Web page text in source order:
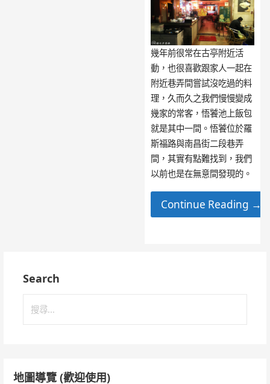
幾年前很常在古亭附近活
動，也很喜歡跟家人一起在
附近巷弄間嘗試沒吃過的料
理，久而久之我們慢慢變成
幾家的常客，悟饕池上飯包
就是其中一間。悟饕位於羅
斯福路與南昌街二段巷弄
間，其實有點難找到，我們
以前也是在無意間發現的。
Continue Reading →
Search
地圖導覽 (歡迎使用)